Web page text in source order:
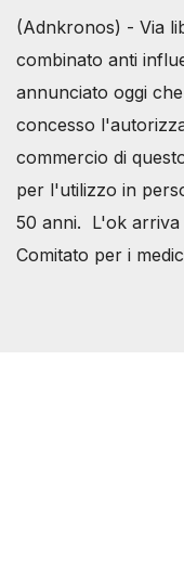
(Adnkronos) - Via
combinato anti
annunciato oggi
concesso
commercio di
per l'utilizzo in
50 anni. L'ok arriva
Comitato per i